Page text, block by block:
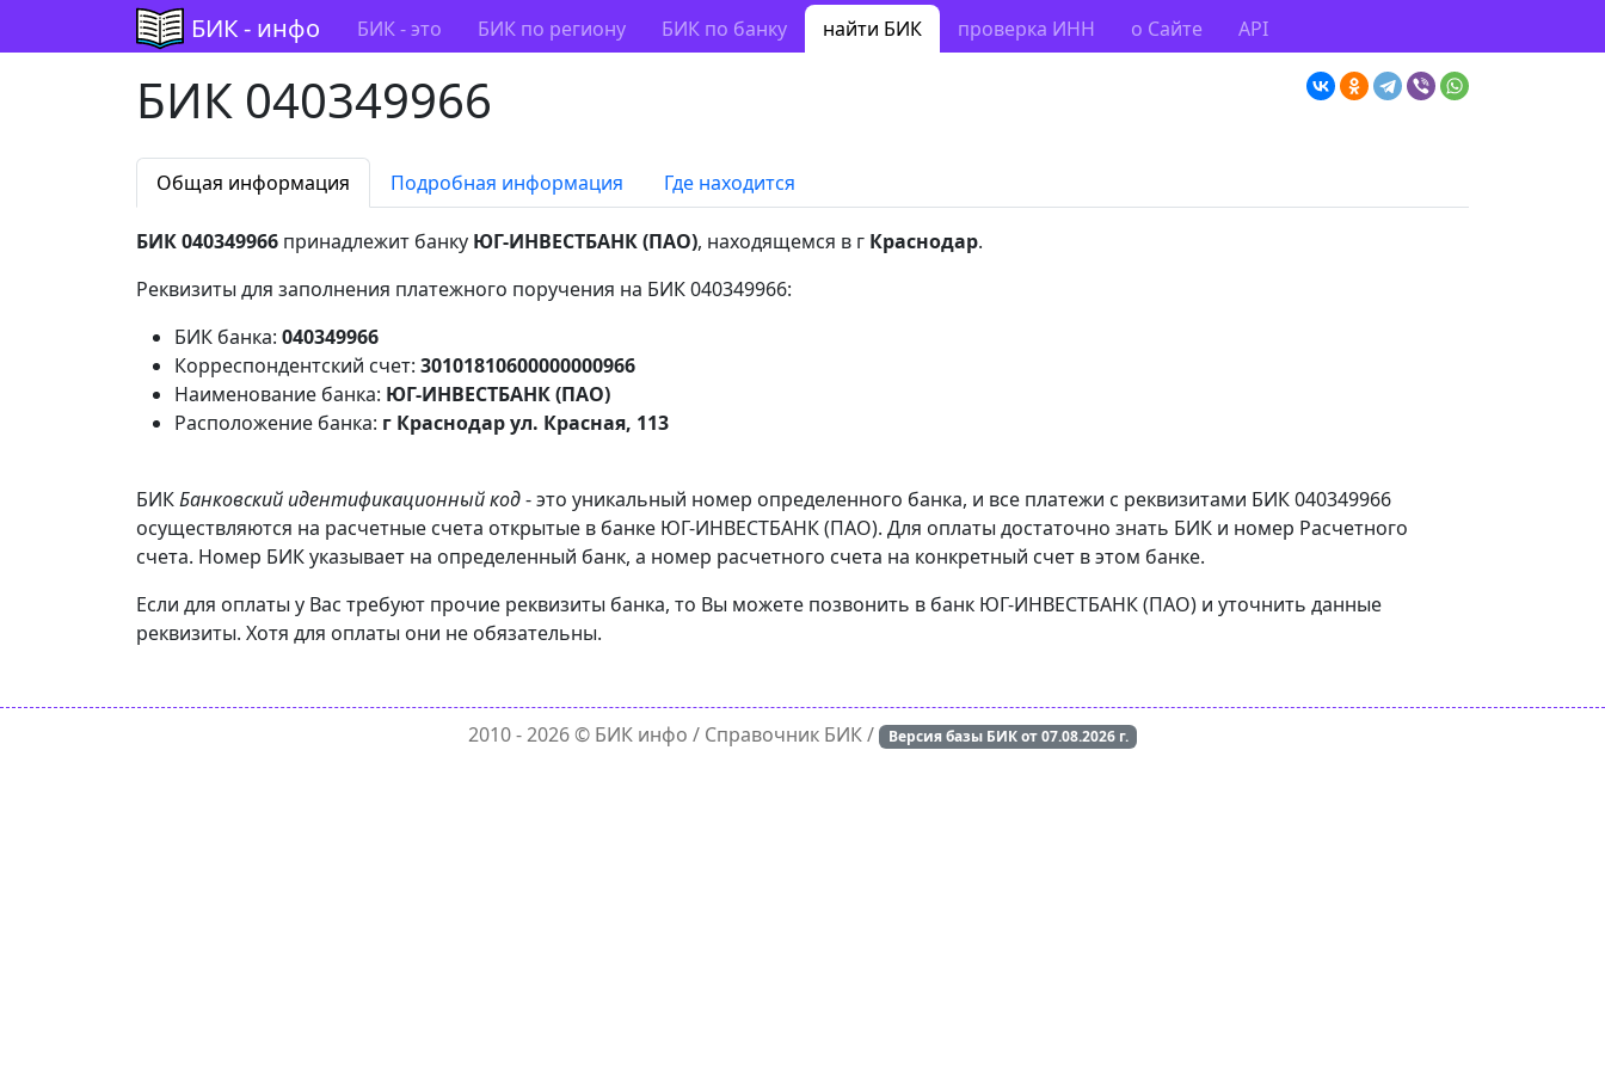
БИК - инфо БИК - это БИК по региону БИК по банку найти БИК проверка ИНН о Сайте API
БИК 040349966
Общая информация Подробная информация Где находится
БИК 040349966 принадлежит банку ЮГ-ИНВЕСТБАНК (ПАО), находящемся в г Краснодар.
Реквизиты для заполнения платежного поручения на БИК 040349966:
БИК банка: 040349966
Корреспондентский счет: 30101810600000000966
Наименование банка: ЮГ-ИНВЕСТБАНК (ПАО)
Расположение банка: г Краснодар ул. Красная, 113
БИКБанковский идентификационный код- это уникальный номер определенного банка, и все платежи с реквизитами БИК 040349966
осуществляются на расчетные счета открытые в банке ЮГ-ИНВЕСТБАНК (ПАО). Для оплаты достаточно знать БИК и номер Расчетного
счета. Номер БИК указывает на определенный банк, а номер расчетного счета на конкретный счет в этом банке.
Если для оплаты у Вас требуют прочие реквизиты банка, то Вы можете позвонить в банк ЮГ-ИНВЕСТБАНК (ПАО) и уточнить данные
реквизиты. Хотя для оплаты они не обязательны.
2010 - 2026 © БИК инфо / Справочник БИК / Версия базы БИК от07.08.2026г.